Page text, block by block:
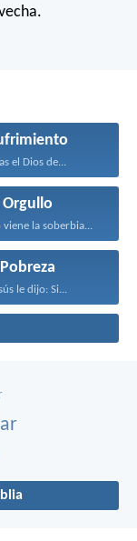
el Dios de...
Orgullo
viene la soberbia...
Pobreza
le dijo: Si...